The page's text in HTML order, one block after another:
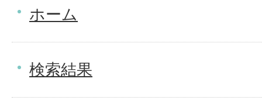
ホーム
検索結果